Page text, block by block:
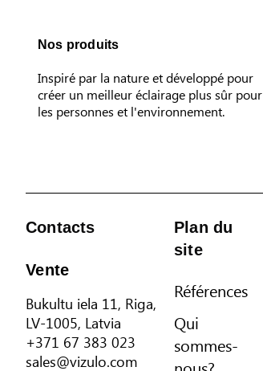
Nos produits
Inspiré par la nature et développé pour
créer un meilleur éclairage plus sûr pour
les personnes et l'environnement.
Contacts
Vente
Bukultu iela 11, Riga,
LV-1005, Latvia
+371 67 383 023
sales@vizulo.com
Plan du
site
Références
Qui
sommes-